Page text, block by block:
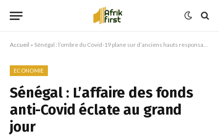
Accueil » Sénégal : l’ombre du Covid-19 plane sur d’anciens hauts responsables
ECONOMIE
Sénégal : L’affaire des fonds
anti-Covid éclate au grand
jour